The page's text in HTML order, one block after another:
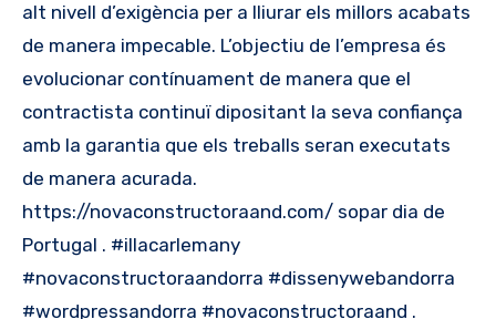
alt nivell d’exigència per a lliurar els millors acabats
de manera impecable. L’objectiu de l’empresa és
evolucionar contínuament de manera que el
contractista continuï dipositant la seva confiança
amb la garantia que els treballs seran executats
de manera acurada.
https://novaconstructoraand.com/ sopar dia de
Portugal . #illacarlemany
#novaconstructoraandorra #dissenywebandorra
#wordpressandorra #novaconstructoraand .